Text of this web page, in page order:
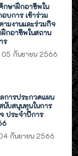
กษาฝึกอาชีพใน
บการ เข้าร่วม
มงานและร่วมกิจ
ฝึกอาชีพในสถาน
ร
05 กันยายน 2566
การประกวดแผน
นับสนุนทุนในการ
ประจำปีการ
กันยายน 2566